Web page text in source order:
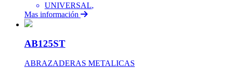
UNIVERSAL,
Mas información
AB125ST
ABRAZADERAS METALICAS